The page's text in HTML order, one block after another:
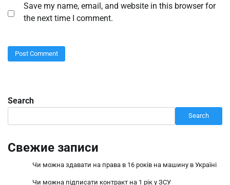
Save my name, email, and website in this browser for
the next time I comment.
Search
Search
Свежие записи
Чи можна здавати на права в 16 років на машину в Україні
Чи можна підписати контракт на 1 рік у ЗСУ